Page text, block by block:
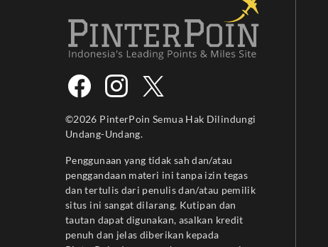
©2026 PinterPoin Semua Hak Dilindungi
Undang-Undang.
Penggunaan yang tidak sah dan/atau
penggandaan materi ini tanpa izin tegas
dan tertulis dari penulis dan/atau pemilik
situs ini sangat dilarang. Kutipan dan
tautan dapat digunakan, asalkan kredit
penuh dan jelas diberikan kepada